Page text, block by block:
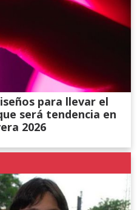
para llevar el
será tendencia en
2026